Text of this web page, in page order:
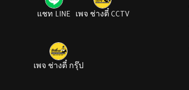
แชท LINE เพจ ช่างตี๋ CCTV
เพจ ช่างตี๋ กรุ๊ป